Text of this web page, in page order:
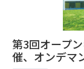
高等学校（情報）教
第3回オープ
催、オンデマ